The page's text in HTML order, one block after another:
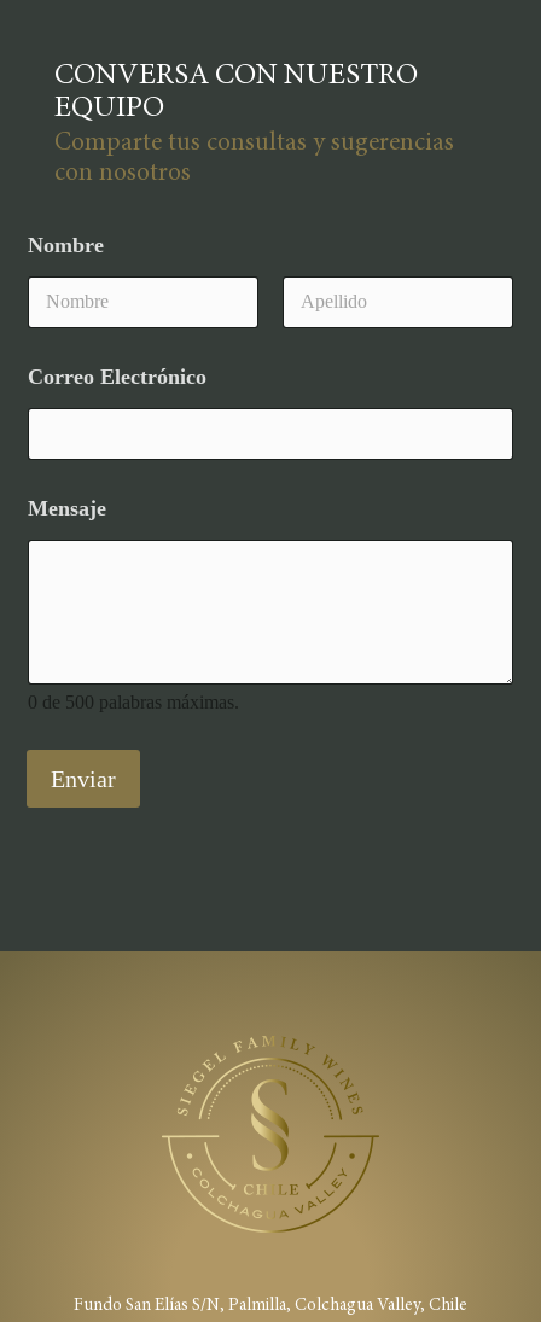
CONVERSA CON NUESTRO
EQUIPO
Comparte tus consultas y sugerencias
con nosotros
Nombre
Correo Electrónico
Mensaje
0 de 500 palabras máximas.
Enviar
Fundo San Elías S/N, Palmilla, Colchagua Valley, Chile